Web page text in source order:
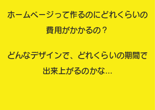
ホームページって作るのにどれくらいの
費用がかかるの？
どんなデザインで、どれくらいの期間で
出来上がるのかな...